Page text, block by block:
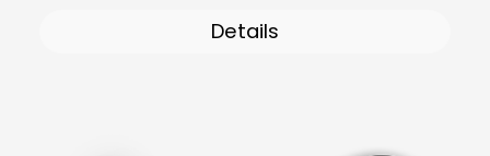
superhellen LEDs erreicht, die eine
Details